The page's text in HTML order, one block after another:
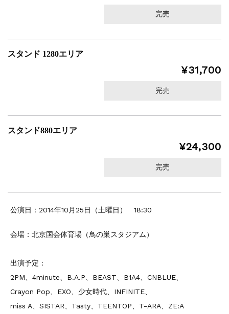
完売
スタンド 1280エリア
¥31,700
完売
スタンド880エリア
¥24,300
完売
公演日：2014年10月25日（土曜日） 18:30
会場：北京国会体育場（鳥の巣スタジアム）
出演予定：
2PM、4minute、B.A.P、BEAST、B1A4、CNBLUE、
Crayon Pop、EXO、少女時代、INFINITE、
miss A、SISTAR、Tasty、TEENTOP、T-ARA、ZE:A